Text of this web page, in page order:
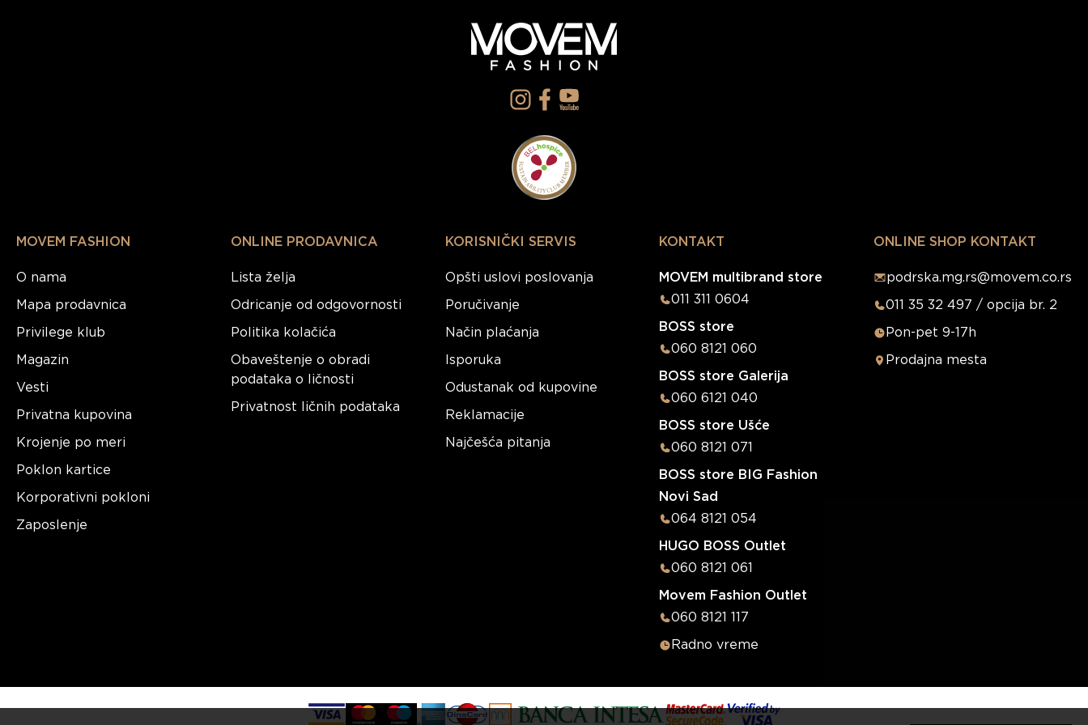
MOVEM FASHION
O nama
Mapa prodavnica
Privilege klub
Magazin
Vesti
Privatna kupovina
Krojenje po meri
Poklon kartice
Korporativni pokloni
Zaposlenje
ONLINE PRODAVNICA
Lista želja
Odricanje od odgovornosti
Politika kolačića
Obaveštenje o obradi
podataka o ličnosti
Privatnost ličnih podataka
KORISNIČKI SERVIS
Opšti uslovi poslovanja
Poručivanje
Način plaćanja
Isporuka
Odustanak od kupovine
Reklamacije
Najčešća pitanja
KONTAKT
MOVEM multibrand store
011 311 0604
BOSS store
060 8121 060
BOSS store Galerija
060 6121 040
BOSS store Ušće
060 8121 071
BOSS store BIG Fashion
Novi Sad
064 8121 054
HUGO BOSS Outlet
060 8121 061
Movem Fashion Outlet
060 8121 117
Radno vreme
ONLINE SHOP KONTAKT
podrska.mg.rs@movem.co.rs
011 35 32 497 / opcija br. 2
Pon-pet 9-17h
Prodajna mesta